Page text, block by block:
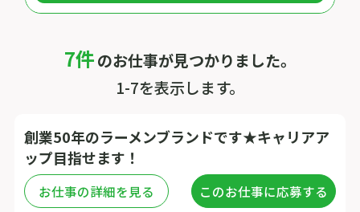
7件のお仕事が見つかりました。
1-7を表示します。
創業50年のラーメンブランドです★キャリアア
ップ目指せます！
お仕事の詳細を見る このお仕事に応募する